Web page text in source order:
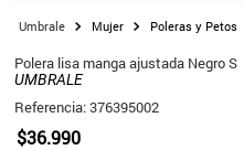
Mujer Poleras y Petos
Polera lisa manga ajustada Negro S
UMBRALE
Referencia:376395002
$36.990
TÉRMINOS MÁS BUSCADOS
2.
3.